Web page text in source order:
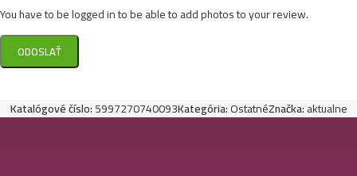
You have to be logged in to be able to add photos to your review.
Katalógové číslo:5997270740093Kategória:OstatnéZnačka:aktualne